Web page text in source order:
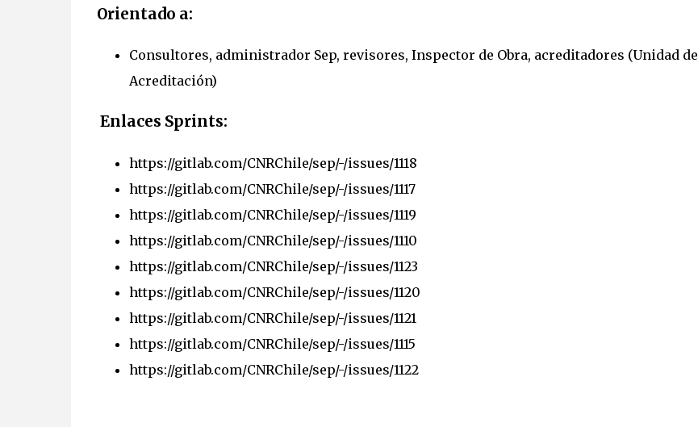
Orientado a:
Consultores, administrador Sep, revisores, Inspector de Obra, acreditadores (Unidad de
Acreditación)
Enlaces Sprints:
https://gitlab.com/CNRChile/sep/-/issues/1118
https://gitlab.com/CNRChile/sep/-/issues/1117
https://gitlab.com/CNRChile/sep/-/issues/1119
https://gitlab.com/CNRChile/sep/-/issues/1110
https://gitlab.com/CNRChile/sep/-/issues/1123
https://gitlab.com/CNRChile/sep/-/issues/1120
https://gitlab.com/CNRChile/sep/-/issues/1121
https://gitlab.com/CNRChile/sep/-/issues/1115
https://gitlab.com/CNRChile/sep/-/issues/1122